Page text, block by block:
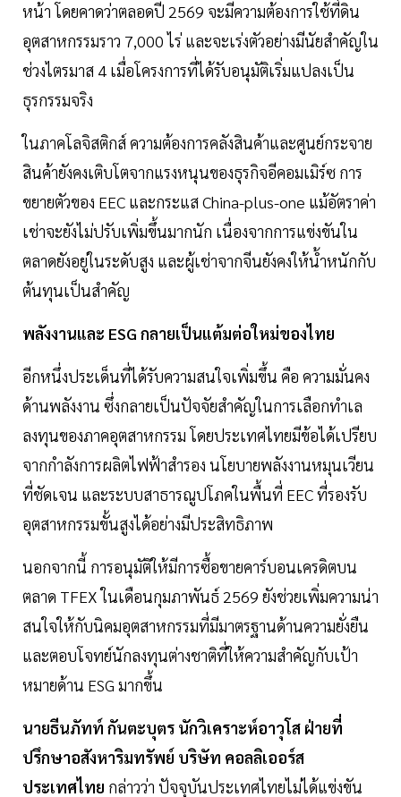
หน้า โดยคาดว่าตลอดปี 2569 จะมีความต้องการใช้ที่ดิน
อุตสาหกรรมราว 7,000 ไร่ และจะเร่งตัวอย่างมีนัยสำคัญใน
ช่วงไตรมาส 4 เมื่อโครงการที่ได้รับอนุมัติเริ่มแปลงเป็น
ธุรกรรมจริง
ในภาคโลจิสติกส์ ความต้องการคลังสินค้าและศูนย์กระจาย
สินค้ายังคงเติบโตจากแรงหนุนของธุรกิจอีคอมเมิร์ซ การ
ขยายตัวของ EEC และกระแส China-plus-one แม้อัตราค่า
เช่าจะยังไม่ปรับเพิ่มขึ้นมากนัก เนื่องจากการแข่งขันใน
ตลาดยังอยู่ในระดับสูง และผู้เช่าจากจีนยังคงให้น้ำหนักกับ
ต้นทุนเป็นสำคัญ
พลังงานและ ESG กลายเป็นแต้มต่อใหม่ของไทย
อีกหนึ่งประเด็นที่ได้รับความสนใจเพิ่มขึ้น คือ ความมั่นคง
ด้านพลังงาน ซึ่งกลายเป็นปัจจัยสำคัญในการเลือกทำเล
ลงทุนของภาคอุตสาหกรรม โดยประเทศไทยมีข้อได้เปรียบ
จากกำลังการผลิตไฟฟ้าสำรอง นโยบายพลังงานหมุนเวียน
ที่ชัดเจน และระบบสาธารณูปโภคในพื้นที่ EEC ที่รองรับ
อุตสาหกรรมขั้นสูงได้อย่างมีประสิทธิภาพ
นอกจากนี้ การอนุมัติให้มีการซื้อขายคาร์บอนเครดิตบน
ตลาด TFEX ในเดือนกุมภาพันธ์ 2569 ยังช่วยเพิ่มความน่า
สนใจให้กับนิคมอุตสาหกรรมที่มีมาตรฐานด้านความยั่งยืน
และตอบโจทย์นักลงทุนต่างชาติที่ให้ความสำคัญกับเป้า
หมายด้าน ESG มากขึ้น
นายธีนภัทท์ กันตะบุตร นักวิเคราะห์อาวุโส ฝ่ายที่
ปรึกษาอสังหาริมทรัพย์ บริษัท คอลลิเออร์ส
ประเทศไทย กล่าวว่า ปัจจุบันประเทศไทยไม่ได้แข่งขัน